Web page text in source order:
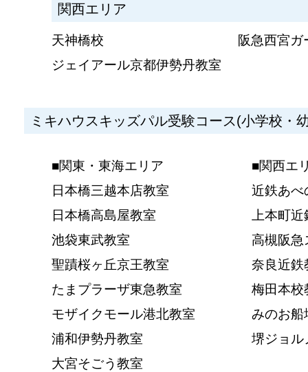
関西エリア
天神橋校
阪急西宮ガ
ジェイアール京都伊勢丹教室
ミキハウスキッズパル受験コース(小学校・
■関東・東海エリア
日本橋三越本店教室
日本橋高島屋教室
池袋東武教室
聖蹟桜ヶ丘京王教室
たまプラーザ東急教室
モザイクモール港北教室
浦和伊勢丹教室
大宮そごう教室
■関西エ
近鉄あべ
上本町
高槻阪急
奈良近鉄
梅田本校
みのお船
堺ジョル